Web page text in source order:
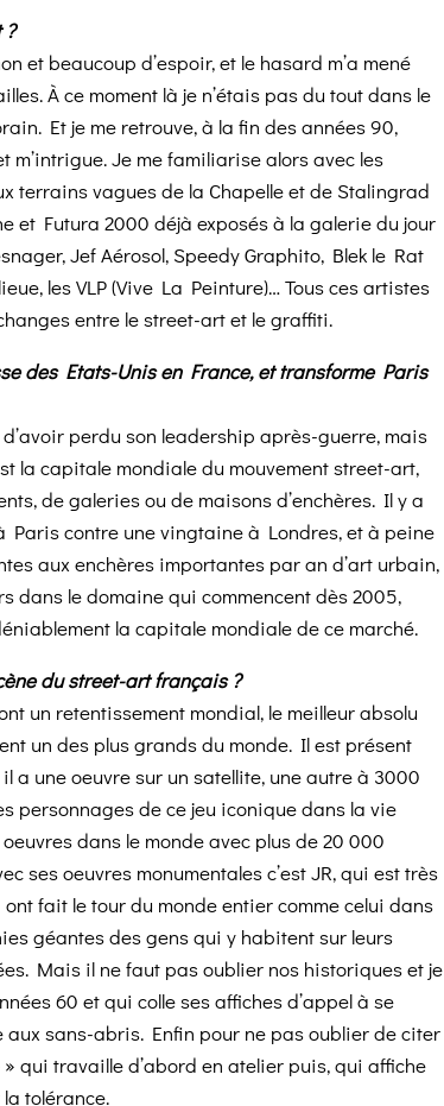
?
et beaucoup d’espoir, et le hasard m’a mené
À ce moment là je n’étais pas du tout dans le
Et je me retrouve, à la fin des années 90,
Je me familiarise alors avec les
terrains vagues de la Chapelle et de Stalingrad
et Futura 2000 déjà exposés à la galerie du jour
Jef Aérosol, Speedy Graphito, Blek le Rat
les VLP (Vive La Peinture)… Tous ces artistes
entre le street-art et le graffiti.
des Etats-Unis en France, et transforme Paris
perdu son leadership après-guerre, mais
la capitale mondiale du mouvement street-art,
de galeries ou de maisons d’enchères. Il y a
Paris contre une vingtaine à Londres, et à peine
aux enchères importantes par an d’art urbain,
dans le domaine qui commencent dès 2005,
la capitale mondiale de ce marché.
du street-art français ?
un retentissement mondial, le meilleur absolu
un des plus grands du monde. Il est présent
a une oeuvre sur un satellite, une autre à 3000
personnages de ce jeu iconique dans la vie
dans le monde avec plus de 20 000
ses oeuvres monumentales c’est JR, qui est très
fait le tour du monde entier comme celui dans
géantes des gens qui y habitent sur leurs
Mais il ne faut pas oublier nos historiques et je
60 et qui colle ses affiches d’appel à se
aux sans-abris. Enfin pour ne pas oublier de citer
qui travaille d’abord en atelier puis, qui affiche
tolérance.